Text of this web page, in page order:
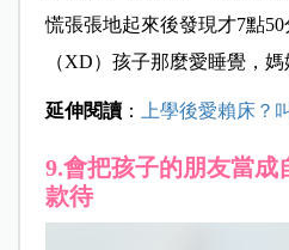
慌張張地起來後發現才7點
（XD）孩子那麼愛睡覺，
延伸閱讀： 上學後愛賴床？
9.會把孩子的朋友當成
款待